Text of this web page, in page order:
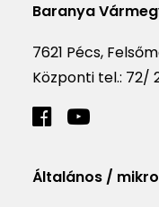
Baranya
7621 Pécs,
Központi tel.: 72/
Általános /